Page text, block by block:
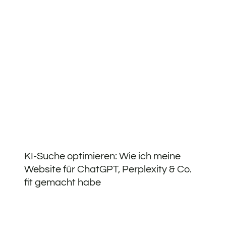
KI-Suche optimieren: Wie ich meine
Website für ChatGPT, Perplexity & Co.
fit gemacht habe